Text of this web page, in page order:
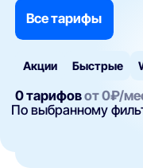
Все тарифы
Акции Быстрые
0 тарифовот0₽/
По выбранному